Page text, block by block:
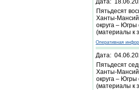
Дата:
Пятьдесят
Ханты-
округа – Югры
(материалы к
Оперативная
Дата:
Пятьдесят
Ханты-
округа – Югры
(материалы к